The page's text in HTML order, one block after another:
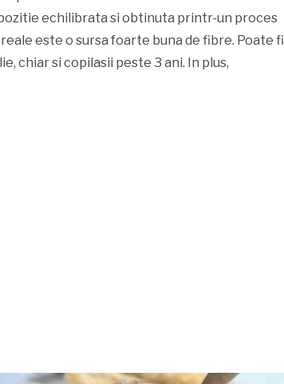
echilibrata si obtinuta printr-un proces
este o sursa foarte buna de fibre. Poate fi
chiar si copilasii peste 3 ani. In plus,